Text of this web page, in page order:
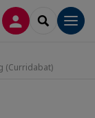
CONNEXION
(Curridabat)